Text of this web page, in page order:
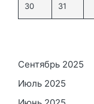
30 31
Сентябрь 2025
Июль 2025